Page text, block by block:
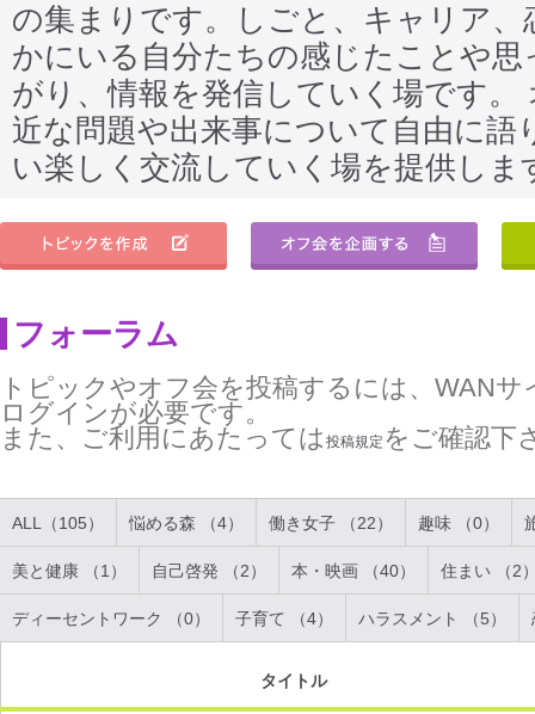
の集まりです。しごと、キャリア
かにいる自分たちの感じたことや
がり、情報を発信していく場です
近な問題や出来事について自由に
い楽しく交流していく場を提供しま
フォーラム
トピックやオフ会を投稿するには、WAN
ログインが必要です。
また、ご利用にあたっては 投稿規定 をご確認下
ALL（105） 悩める森 （4） 働き女子 （22） 趣味 （0）
美と健康 （1） 自己啓発 （2） 本・映画 （40） 住まい （2
ディーセントワーク （0） 子育て （4） ハラスメント （5）
タイトル